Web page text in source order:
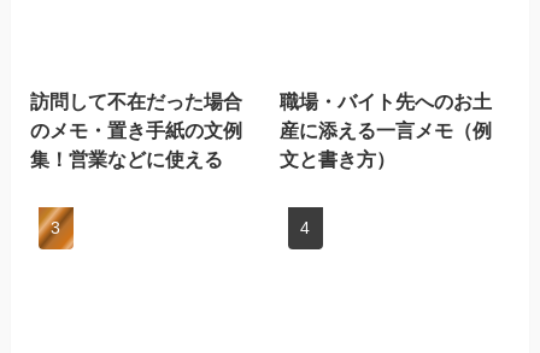
訪問して不在だった場合
のメモ・置き手紙の文例
集！営業などに使える
職場・バイト先へのお土
産に添える一言メモ（例
文と書き方）